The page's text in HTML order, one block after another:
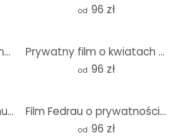
od 96 zł
Folia do ochrony prywatności Holland tiles 02 - Panorama Prywatny film o kwiatach wiśni - Panorama
od 96 zł
Film o prywatności Schmucker - Widok miasta - Panorama Film Fedrau o prywatności - Opportunity 07 - Panorama
od 96 zł